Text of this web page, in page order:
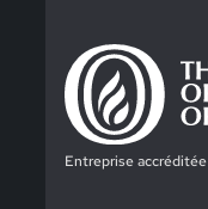
Entreprise accréditée